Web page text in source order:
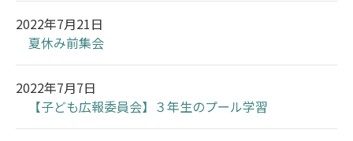
2022年7月21日
夏休み前集会
2022年7月7日
【子ども広報委員会】３年生のプール学習